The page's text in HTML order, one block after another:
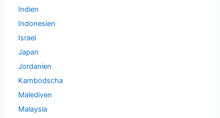
Indien
Indonesien
Israel
Japan
Jordanien
Kambodscha
Malediven
Malaysia